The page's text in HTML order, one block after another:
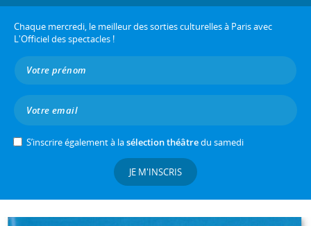
Chaque mercredi, le meilleur des sorties culturelles à Paris avec
L'Officiel des spectacles !
S’inscrire également à lasélection théâtredu samedi
JE M'INSCRIS